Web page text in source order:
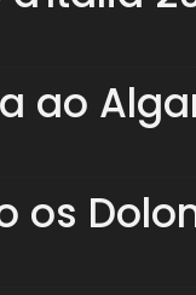
ao
os